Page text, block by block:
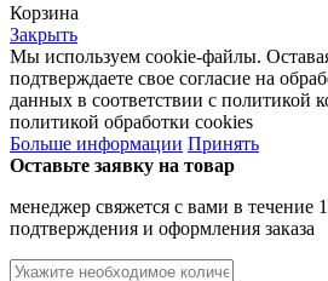
Корзина
Закрыть
Мы используем cookie-файлы.
подтверждаете свое согласие на
данных в соответствии с политикой
политикой обработки cookies
Больше информации Принять
Оставьте заявку на товар
менеджер свяжется с вами в течение
подтверждения и оформления заказа